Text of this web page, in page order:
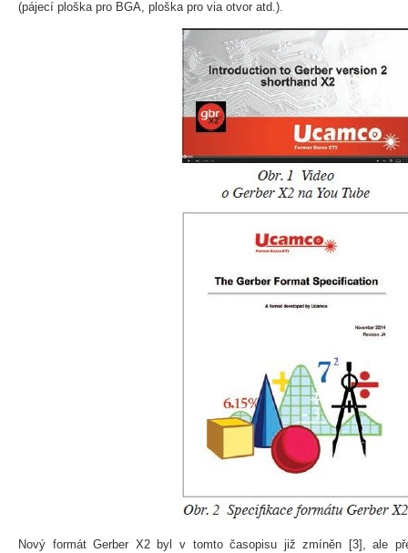
(pájecí ploška pro BGA, ploška pro via otvor atd.).
Nový formát Gerber X2 byl v tomto časopisu již zmíněn [3], ale